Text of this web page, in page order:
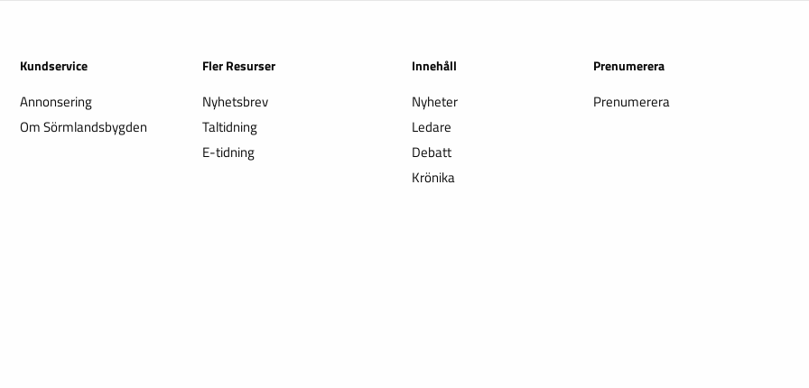
Kundservice
Annonsering
Om Sörmlandsbygden
Fler Resurser
Nyhetsbrev
Taltidning
E-tidning
Innehåll
Nyheter
Ledare
Debatt
Krönika
Prenumerera
Prenumerera